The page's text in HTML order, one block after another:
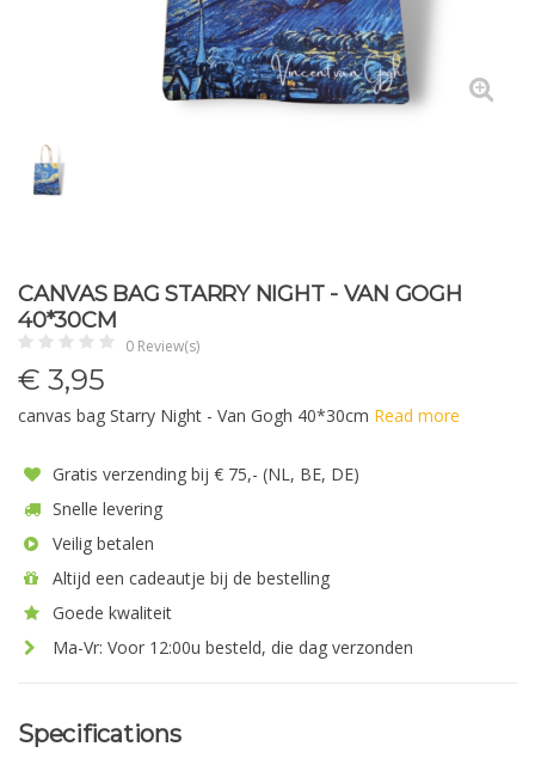
CANVAS BAG STARRY NIGHT - VAN GOGH
40*30CM
0 Review(s)
€ 3,95
canvas bag Starry Night - Van Gogh 40*30cm Read more
Gratis verzending bij € 75,- (NL, BE, DE)
Snelle levering
Veilig betalen
Altijd een cadeautje bij de bestelling
Goede kwaliteit
Ma-Vr: Voor 12:00u besteld, die dag verzonden
Specifications